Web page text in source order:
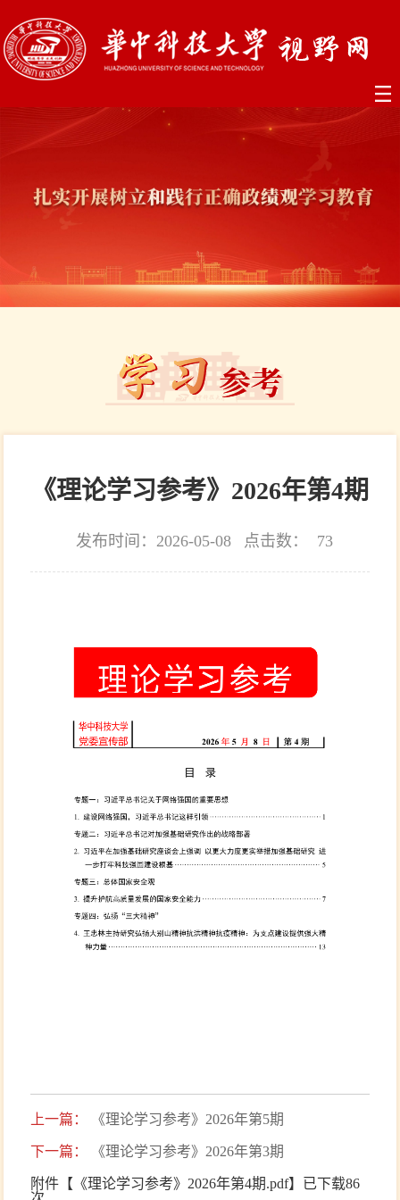
《理论学习参考》2026年第4期
发布时间：2026-05-08 点击数： 73
上一篇： 《理论学习参考》2026年第5期
下一篇： 《理论学习参考》2026年第3期
附件【 《理论学习参考》2026年第4期.pdf】已下载86